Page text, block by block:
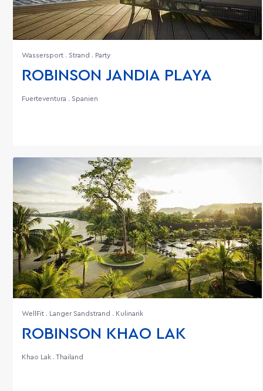
Wassersport . Strand . Party
ROBINSON JANDIA PLAYA
Fuerteventura . Spanien
WellFit . Langer Sandstrand . Kulinarik
ROBINSON KHAO LAK
Khao Lak . Thailand